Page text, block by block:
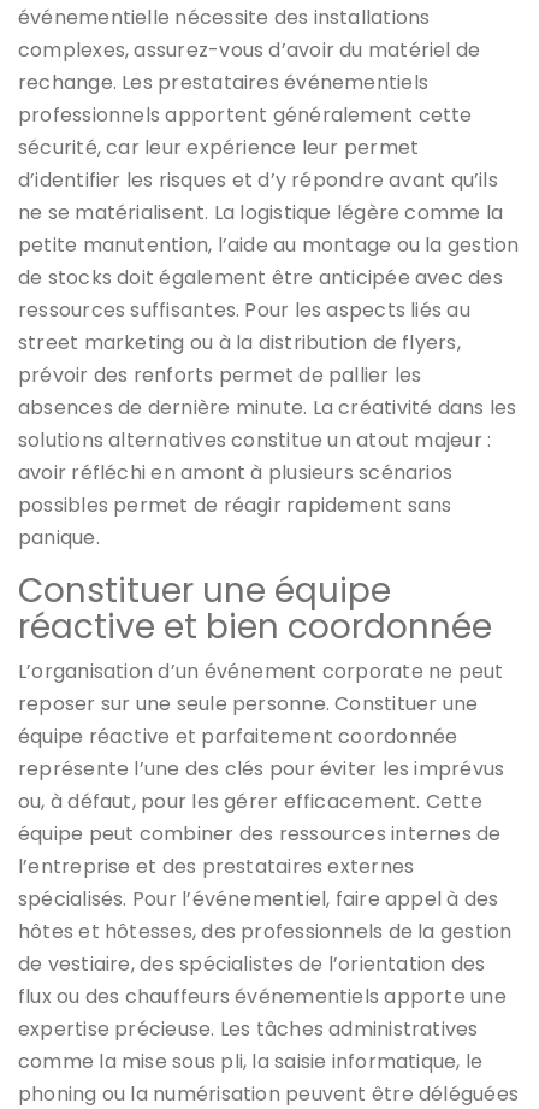
événementielle nécessite des installations
complexes, assurez-vous d’avoir du matériel de
rechange. Les prestataires événementiels
professionnels apportent généralement cette
sécurité, car leur expérience leur permet
d’identifier les risques et d’y répondre avant qu’ils
ne se matérialisent. La logistique légère comme la
petite manutention, l’aide au montage ou la gestion
de stocks doit également être anticipée avec des
ressources suffisantes. Pour les aspects liés au
street marketing ou à la distribution de flyers,
prévoir des renforts permet de pallier les
absences de dernière minute. La créativité dans les
solutions alternatives constitue un atout majeur :
avoir réfléchi en amont à plusieurs scénarios
possibles permet de réagir rapidement sans
panique.
Constituer une équipe
réactive et bien coordonnée
L’organisation d’un événement corporate ne peut
reposer sur une seule personne. Constituer une
équipe réactive et parfaitement coordonnée
représente l’une des clés pour éviter les imprévus
ou, à défaut, pour les gérer efficacement. Cette
équipe peut combiner des ressources internes de
l’entreprise et des prestataires externes
spécialisés. Pour l’événementiel, faire appel à des
hôtes et hôtesses, des professionnels de la gestion
de vestiaire, des spécialistes de l’orientation des
flux ou des chauffeurs événementiels apporte une
expertise précieuse. Les tâches administratives
comme la mise sous pli, la saisie informatique, le
phoning ou la numérisation peuvent être déléguées